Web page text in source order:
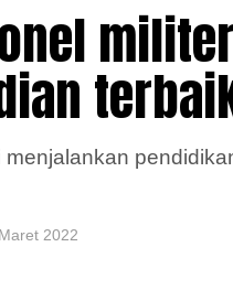
2022